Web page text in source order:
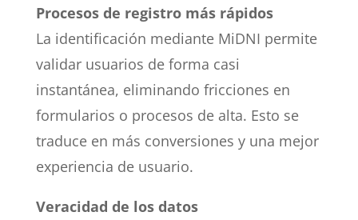
Procesos de registro más rápidos
La identificación mediante MiDNI permite
validar usuarios de forma casi
instantánea, eliminando fricciones en
formularios o procesos de alta. Esto se
traduce en más conversiones y una mejor
experiencia de usuario.
Veracidad de los datos